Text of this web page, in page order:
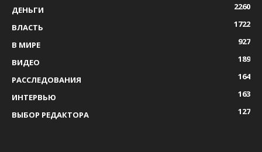
ДЕНЬГИ
2260
ВЛАСТЬ
1722
В МИРЕ
927
ВИДЕО
189
РАССЛЕДОВАНИЯ
164
ИНТЕРВЬЮ
163
ВЫБОР РЕДАКТОРА
127